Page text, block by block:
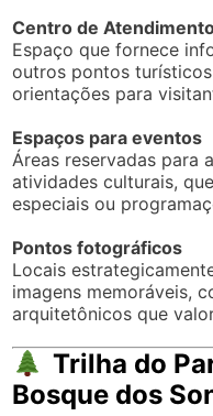
Centro de
Espaço que fornece
outros pontos
orientações para
Espaços para eventos
Áreas reservadas para
atividades culturais,
especiais ou
Pontos fotográficos
Locais
imagens memoráveis,
arquitetônicos que
Trilha do
Bosque dos